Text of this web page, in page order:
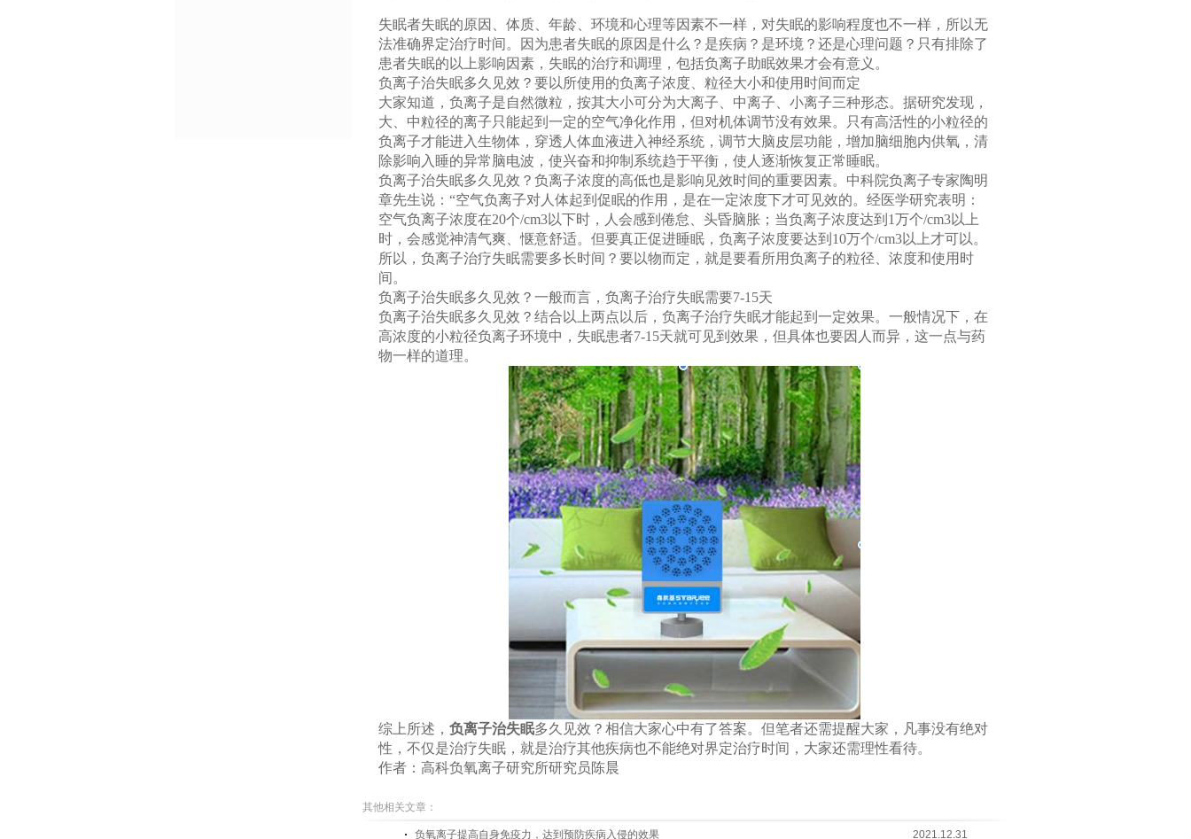
失眠者失眠的原因、体质、年龄、环境和心理等因素不一样，对失眠的影响程度也不一样，所以无
法准确界定治疗时间。因为患者失眠的原因是什么？是疾病？是环境？还是心理问题？只有排除了
患者失眠的以上影响因素，失眠的治疗和调理，包括负离子助眠效果才会有意义。
负离子治失眠多久见效？要以所使用的负离子浓度、粒径大小和使用时间而定
大家知道，负离子是自然微粒，按其大小可分为大离子、中离子、小离子三种形态。据研究发现，
大、中粒径的离子只能起到一定的空气净化作用，但对机体调节没有效果。只有高活性的小粒径的
负离子才能进入生物体，穿透人体血液进入神经系统，调节大脑皮层功能，增加脑细胞内供氧，清
除影响入睡的异常脑电波，使兴奋和抑制系统趋于平衡，使人逐渐恢复正常睡眠。
负离子治失眠多久见效？负离子浓度的高低也是影响见效时间的重要因素。中科院负离子专家陶明
章先生说：“空气负离子对人体起到促眠的作用，是在一定浓度下才可见效的。经医学研究表明：
空气负离子浓度在20个/cm3以下时，人会感到倦怠、头昏脑胀；当负离子浓度达到1万个/cm3以上
时，会感觉神清气爽、惬意舒适。但要真正促进睡眠，负离子浓度要达到10万个/cm3以上才可以。
所以，负离子治疗失眠需要多长时间？要以物而定，就是要看所用负离子的粒径、浓度和使用时
间。
负离子治失眠多久见效？一般而言，负离子治疗失眠需要7-15天
负离子治失眠多久见效？结合以上两点以后，负离子治疗失眠才能起到一定效果。一般情况下，在
高浓度的小粒径负离子环境中，失眠患者7-15天就可见到效果，但具体也要因人而异，这一点与药
物一样的道理。
综上所述， 负离子治失眠多久见效？相信大家心中有了答案。但笔者还需提醒大家，凡事没有绝对
性，不仅是治疗失眠，就是治疗其他疾病也不能绝对界定治疗时间，大家还需理性看待。
作者：高科负氧离子研究所研究员陈晨
其他相关文章：
负氧离子提高自身免疫力，达到预防疾病入侵的效果 2021.12.31